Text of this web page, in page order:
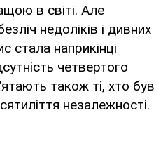
в світі. Але
недоліків і дивних
стала наприкінці
четвертого
також ті, хто був
незалежності.